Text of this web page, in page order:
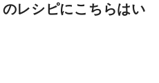
レシピにこちらはい